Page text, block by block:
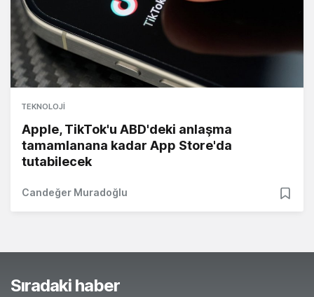
TEKNOLOJI
Apple, TikTok'u ABD'deki anlaşma
tamamlanana kadar App Store'da
tutabilecek
Candeğer Muradoğlu
Sıradaki haber